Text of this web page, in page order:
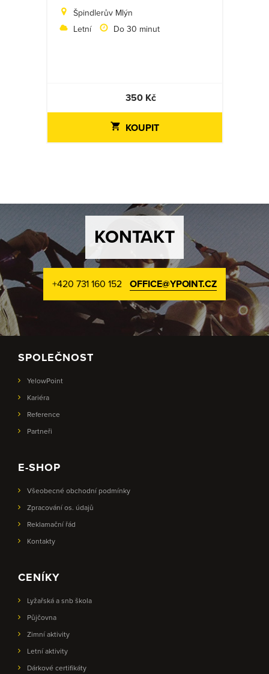
Špindlerův Mlýn
Letní
Do 30 minut
350 Kč
KOUPIT
KONTAKT
+420 731 160 152 OFFICE@YPOINT.CZ
SPOLEČNOST
YelowPoint
Kariéra
Reference
Partneři
E-SHOP
Všeobecné obchodní podmínky
Zpracování os. údajů
Reklamační řád
Kontakty
CENÍKY
Lyžařská a snb škola
Půjčovna
Zimní aktivity
Letní aktivity
Dárkové certifikáty